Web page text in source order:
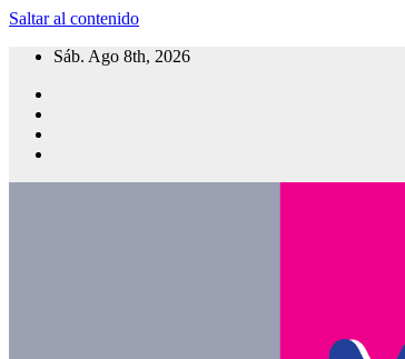
Saltar al contenido
Sáb. Ago 8th, 2026